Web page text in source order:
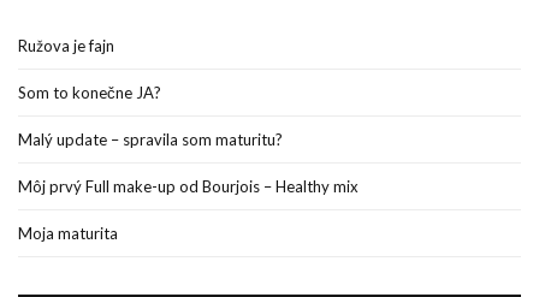
Ružova je fajn
Som to konečne JA?
Malý update – spravila som maturitu?
Môj prvý Full make-up od Bourjois – Healthy mix
Moja maturita